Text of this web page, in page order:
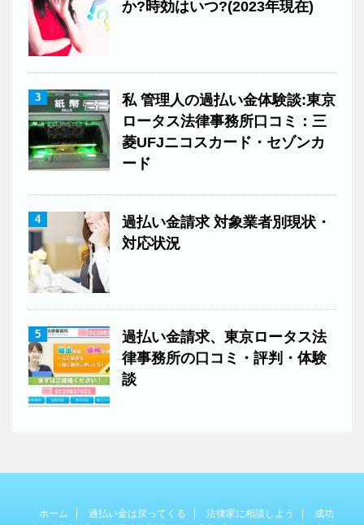
か?時効はいつ?(2023年現在)
3
私 管理人の過払い金体験談:東京
ロータス法律事務所口コミ：三
菱UFJニコスカード・セゾンカ
ード
4
過払い金請求 対象業者別現状・
対応状況
5
過払い金請求、東京ロータス法
律事務所の口コミ・評判・体験
談
ホーム 過払い金は戻ってくる 法律家に相談しよう
成功